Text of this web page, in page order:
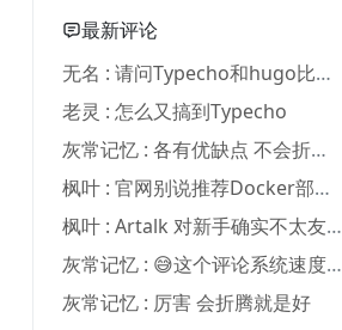
最新评论
无名 : 请问Typecho和hugo比起来...
老灵 : 怎么又搞到Typecho
灰常记忆 : 各有优缺点 不会折腾程序 只...
枫叶 : 官网别说推荐Docker部署了，我...
枫叶 : Artalk 对新手确实不太友好。...
灰常记忆 : 😅这个评论系统速度飞快
灰常记忆 : 厉害 会折腾就是好